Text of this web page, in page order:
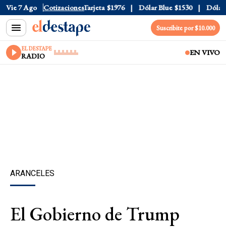
Vie 7 Ago Cotizaciones
$1520 Dólar Tarjeta $1976 Dólar Blue $1530 Dólar
Suscribite por $10.000
EL DESTAPE
RADIO EN VIVO
ARANCELES
El Gobierno de Trump